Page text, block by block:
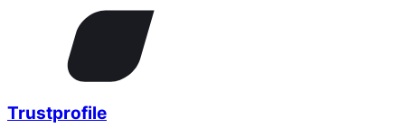
Trustprofile